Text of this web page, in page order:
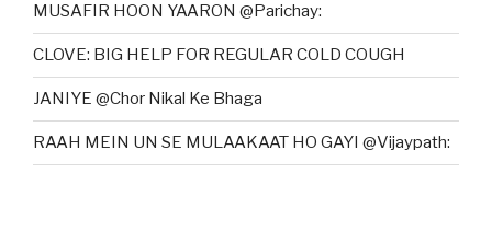
MUSAFIR HOON YAARON @Parichay:
CLOVE: BIG HELP FOR REGULAR COLD COUGH
JANIYE @Chor Nikal Ke Bhaga
RAAH MEIN UN SE MULAAKAAT HO GAYI @Vijaypath: